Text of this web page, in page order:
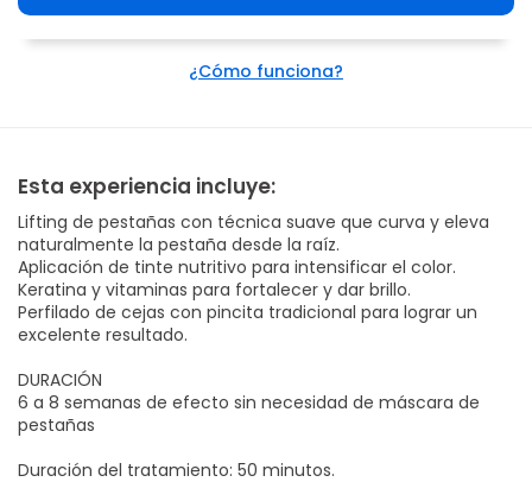
¿Cómo funciona?
Esta experiencia incluye:
Lifting de pestañas con técnica suave que curva y eleva
naturalmente la pestaña desde la raíz.
Aplicación de tinte nutritivo para intensificar el color.
Keratina y vitaminas para fortalecer y dar brillo.
Perfilado de cejas con pincita tradicional para lograr un
excelente resultado.
DURACIÓN
6 a 8 semanas de efecto sin necesidad de máscara de
pestañas
Duración del tratamiento: 50 minutos.